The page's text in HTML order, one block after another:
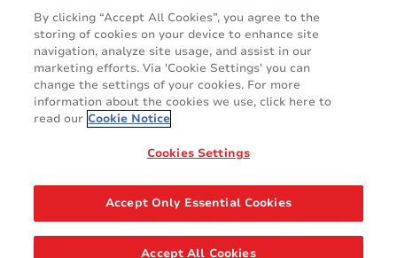
© 2026 Avery Dennison Corporation
By clicking “Accept All Cookies”, you agree to the
storing of cookies on your device to enhance site
navigation, analyze site usage, and assist in our
marketing efforts. Via 'Cookie Settings' you can
change the settings of your cookies. For more
information about the cookies we use, click here to
read our Cookie Notice
Cookies Settings
Accept Only Essential Cookies
Accept All Cookies